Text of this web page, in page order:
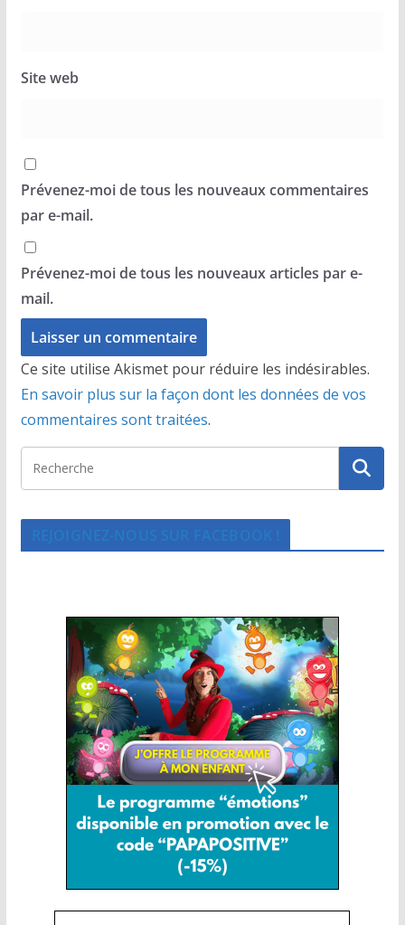
Site web
Prévenez-moi de tous les nouveaux commentaires
par e-mail.
Prévenez-moi de tous les nouveaux articles par e-
mail.
Ce site utilise Akismet pour réduire les indésirables.
En savoir plus sur la façon dont les données de vos
commentaires sont traitées.
REJOIGNEZ-NOUS SUR FACEBOOK !